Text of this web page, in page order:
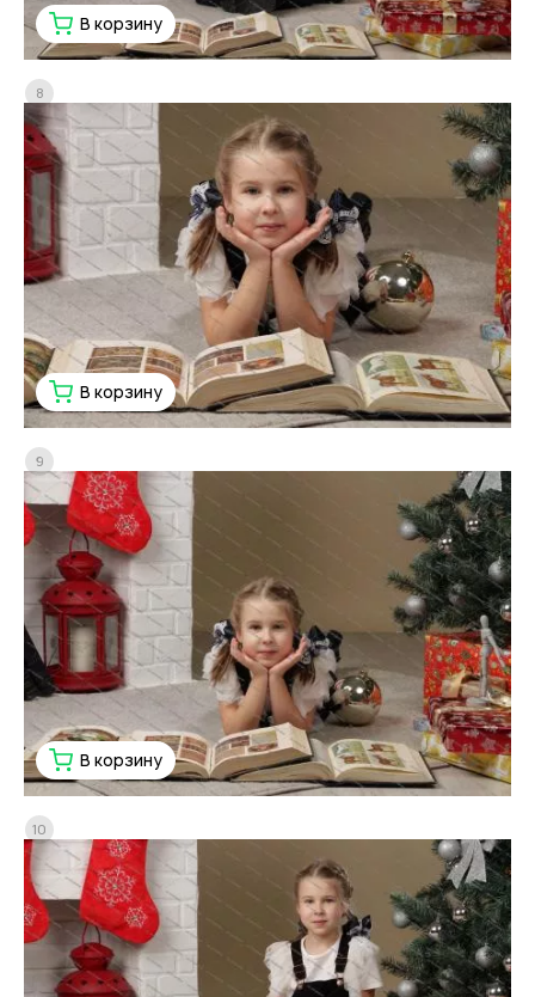
В корзину
В корзину
8
В корзину
9
10